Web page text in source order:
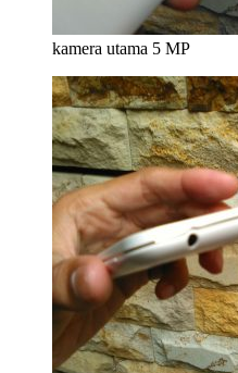
kamera utama 5 MP